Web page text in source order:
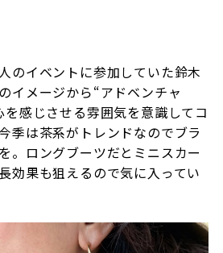
のイベントに参加していた鈴木
イメージから“アドベンチャ
感じさせる雰囲気を意識してコ
季は茶系がトレンドなのでブラ
。ロングブーツだとミニスカー
効果も狙えるので気に入ってい